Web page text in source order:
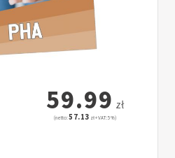
59.99 zł
(netto:57.13 zł + VAT: 5%)